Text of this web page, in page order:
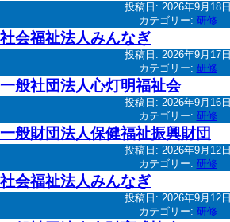
投稿日: 2026年9月18日
カテゴリー: 研修
社会福祉法人みんなぎ
投稿日: 2026年9月17日
カテゴリー: 研修
一般社団法人心灯明福祉会
投稿日: 2026年9月16日
カテゴリー: 研修
一般財団法人保健福祉振興財団
投稿日: 2026年9月12日
カテゴリー: 研修
社会福祉法人みんなぎ
投稿日: 2026年9月12日
カテゴリー: 研修